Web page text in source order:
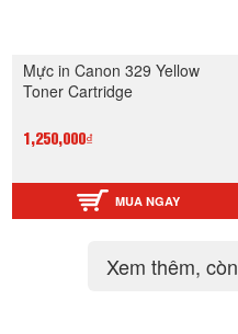
Mực in Canon 329 Yellow
Toner Cartridge
1,250,000₫
MUA NGAY
Xem thêm,